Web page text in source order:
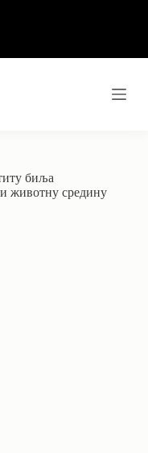
биља
животну средину